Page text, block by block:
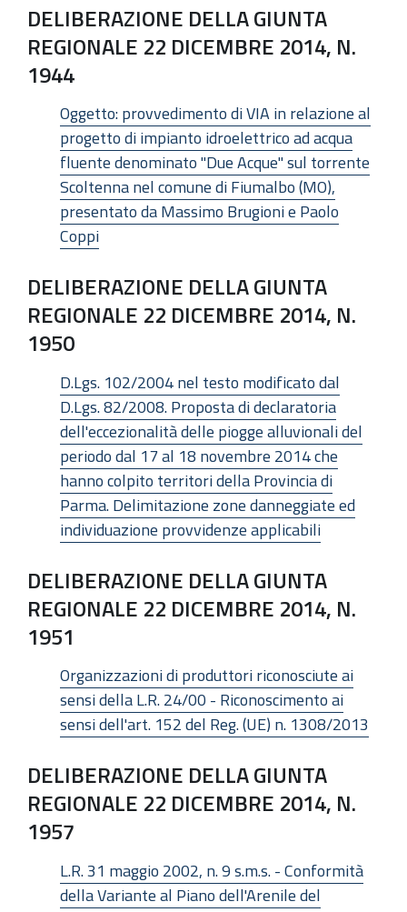
DELIBERAZIONE DELLA GIUNTA
REGIONALE 22 DICEMBRE 2014, N.
1944
Oggetto: provvedimento di VIA in relazione al
progetto di impianto idroelettrico ad acqua
fluente denominato "Due Acque" sul torrente
Scoltenna nel comune di Fiumalbo (MO),
presentato da Massimo Brugioni e Paolo
Coppi
DELIBERAZIONE DELLA GIUNTA
REGIONALE 22 DICEMBRE 2014, N.
1950
D.Lgs. 102/2004 nel testo modificato dal
D.Lgs. 82/2008. Proposta di declaratoria
dell'eccezionalità delle piogge alluvionali del
periodo dal 17 al 18 novembre 2014 che
hanno colpito territori della Provincia di
Parma. Delimitazione zone danneggiate ed
individuazione provvidenze applicabili
DELIBERAZIONE DELLA GIUNTA
REGIONALE 22 DICEMBRE 2014, N.
1951
Organizzazioni di produttori riconosciute ai
sensi della L.R. 24/00 - Riconoscimento ai
sensi dell'art. 152 del Reg. (UE) n. 1308/2013
DELIBERAZIONE DELLA GIUNTA
REGIONALE 22 DICEMBRE 2014, N.
1957
L.R. 31 maggio 2002, n. 9 s.m.s. - Conformità
della Variante al Piano dell'Arenile del